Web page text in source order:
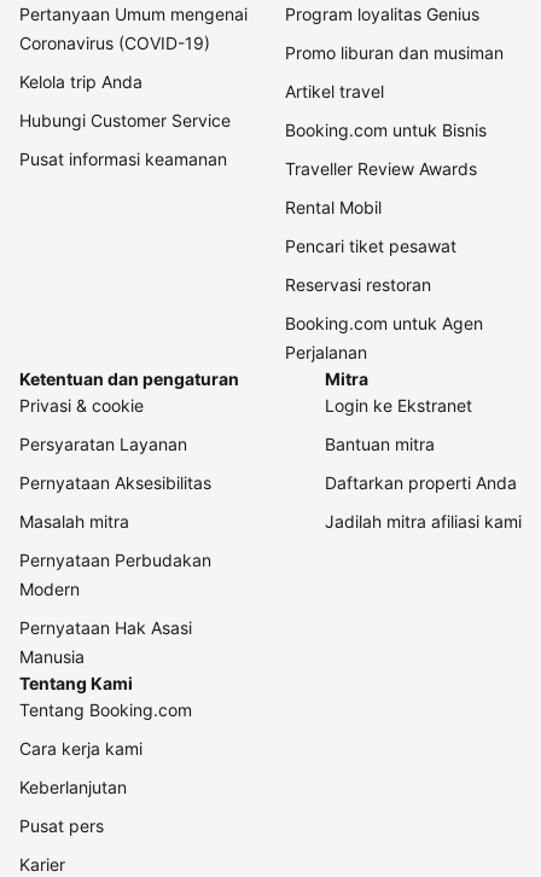
Pertanyaan Umum mengenai
Coronavirus (COVID-19)
Kelola trip Anda
Hubungi Customer Service
Pusat informasi keamanan
Program loyalitas Genius
Promo liburan dan musiman
Artikel travel
Booking.com untuk Bisnis
Traveller Review Awards
Rental Mobil
Pencari tiket pesawat
Reservasi restoran
Booking.com untuk Agen
Perjalanan
Ketentuan dan pengaturan
Privasi & cookie
Persyaratan Layanan
Pernyataan Aksesibilitas
Masalah mitra
Pernyataan Perbudakan
Modern
Pernyataan Hak Asasi
Manusia
Mitra
Login ke Ekstranet
Bantuan mitra
Daftarkan properti Anda
Jadilah mitra afiliasi kami
Tentang Kami
Tentang Booking.com
Cara kerja kami
Keberlanjutan
Pusat pers
Karier